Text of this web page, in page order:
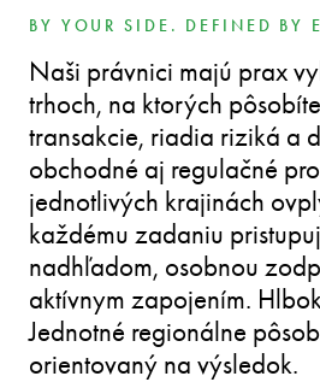
BY YOUR SIDE. DEFINED BY
Naši právnici majú prax
trhoch, na ktorých
transakcie, riadia riziká a
obchodné aj regulačné
jednotlivých krajinách
každému zadaniu
nadhľadom, osobnou
aktívnym zapojením.
Jednotné regionálne
orientovaný na výsledok.